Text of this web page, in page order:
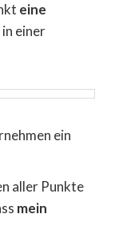
eine
einer
ein
aller Punkte
mein